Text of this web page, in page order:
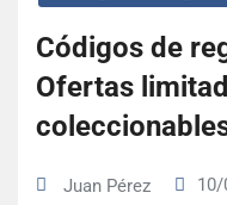
Códigos de
Ofertas
Juan Pérez 10/